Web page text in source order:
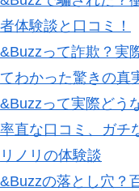
者体験談と口コミ！
&Buzzって詐欺？実
てわかった驚きの真
&Buzzって実際どう
率直な口コミ、ガチ
リノリの体験談
&Buzzの落とし穴？